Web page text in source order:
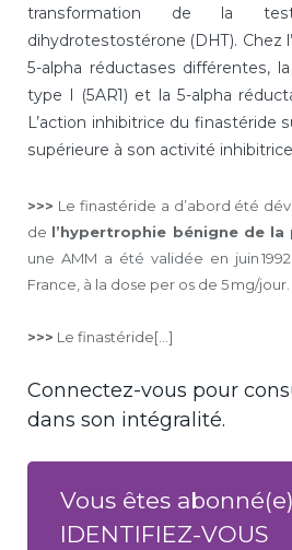
transformation de la
dihydrotestostérone (DHT). Chez
5-alpha réductases différentes,
type I (5AR1) et la 5-alpha
L’action inhibitrice du finastéride
supérieure à son activité inhibitrice
>>> Le finastéride a d’abord été
de l’hypertrophie bénigne de
une AMM a été validée en juin
France, à la dose per os de 5 mg/jour.
>>> Le finastéride[...]
Connectez-vous pour
dans son intégralité.
Vous êtes abonné(e)
IDENTIFIEZ-VOUS